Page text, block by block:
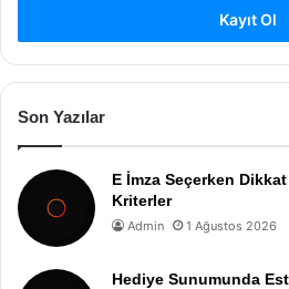
Kayıt Ol
Son Yazılar
E İmza Seçerken
Kriterler
Admin 1 Ağustos 2026
Hediye Sunumunda